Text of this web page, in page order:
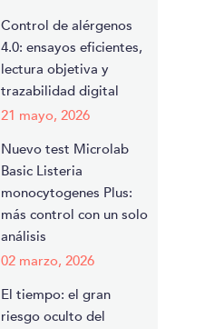
Control de alérgenos
4.0: ensayos eficientes,
lectura objetiva y
trazabilidad digital
21 mayo, 2026
Nuevo test Microlab
Basic Listeria
monocytogenes Plus:
más control con un solo
análisis
02 marzo, 2026
El tiempo: el gran
riesgo oculto del